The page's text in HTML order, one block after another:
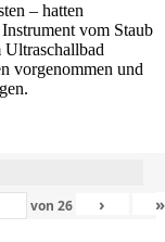
– hatten
vom Staub
Ultraschallbad
vorgenommen und
von 26 › »